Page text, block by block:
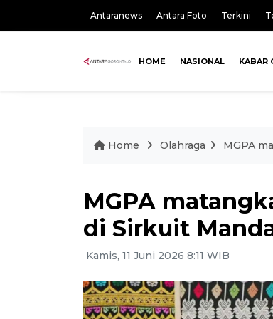
Antaranews Antara Foto Terkini
HOME NASIONAL KABAR
Home Olahraga MGPA
MGPA
di Sirkuit
Kamis, 11 Juni 2026 8:11 WIB